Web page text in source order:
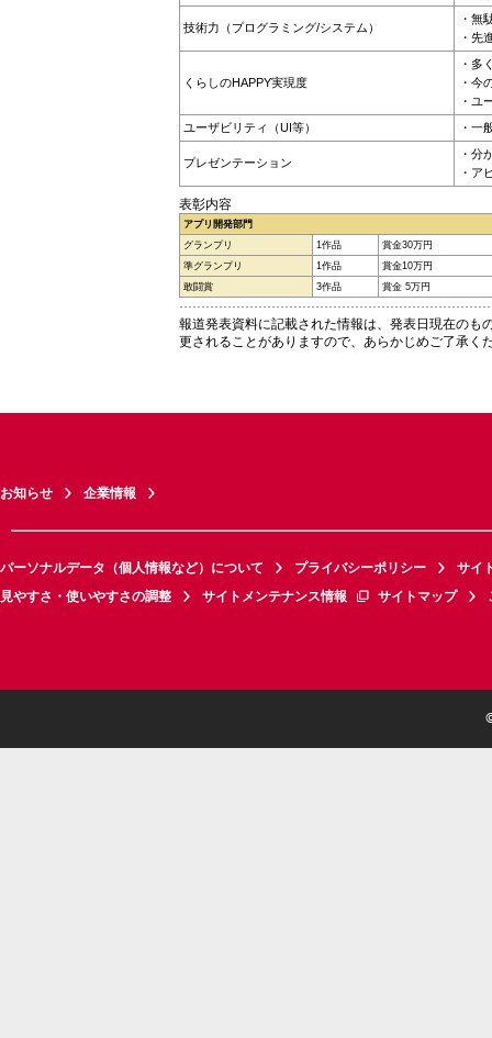
技術力（プログラミング/システム）
・無
・先
くらしのHAPPY実現度
・多
・今
・ユ
ユーザビリティ（UI等）
・一
プレゼンテーション
・分
・ア
表彰内容
アプリ開発部門
グランプリ
1作品
賞金30万円
準グランプリ
1作品
賞金10万円
敢闘賞
3作品 賞金 5万円
報道発表資料に記載された情報は、発表日現在のも
更されることがありますので、あらかじめご了承く
お知らせ 企業情報
パーソナルデータ（個人情報など）について プライバシーポリシー
サイ
見やすさ・使いやすさの調整
サイトメンテナンス情報 サイトマップ